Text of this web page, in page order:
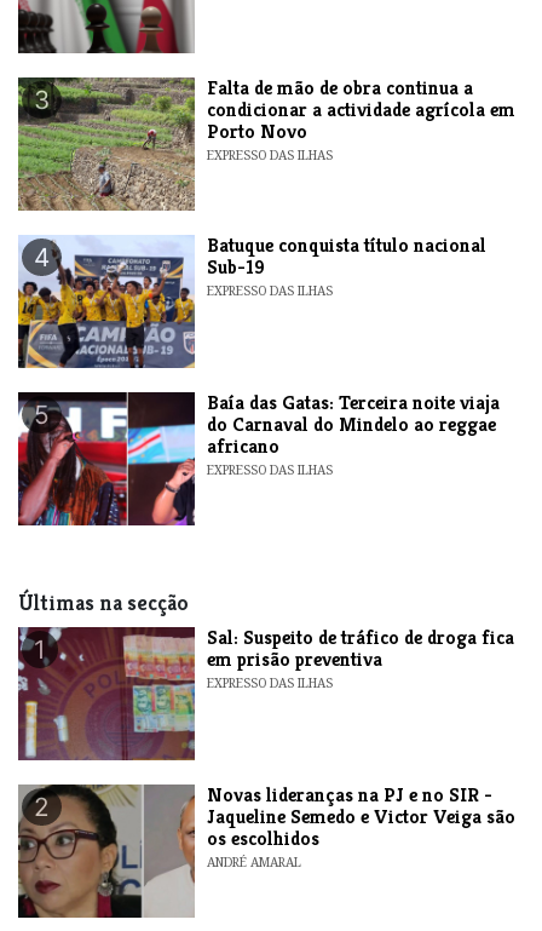
3
Falta de mão de obra continua a
condicionar a actividade agrícola em
Porto Novo
EXPRESSO DAS ILHAS
4
​Batuque conquista título nacional
Sub-19
EXPRESSO DAS ILHAS
5
Baía das Gatas: Terceira noite viaja
do Carnaval do Mindelo ao reggae
africano
EXPRESSO DAS ILHAS
Últimas na secção
1
​Sal: Suspeito de tráfico de droga fica
em prisão preventiva
EXPRESSO DAS ILHAS
2
Novas lideranças na PJ e no SIR -
Jaqueline Semedo e Victor Veiga são
os escolhidos
ANDRÉ AMARAL